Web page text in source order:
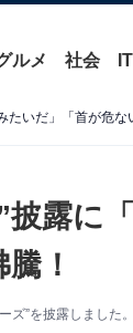
ルメ 社会
いだ」「首が危な
露に
！
ズ”を披露しました